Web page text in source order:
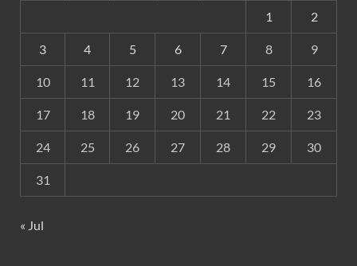
1 2
3 4 5 6 7 8 9
10 11 12 13 14 15 16
17 18 19 20 21 22 23
24 25 26 27 28 29 30
31
« Jul